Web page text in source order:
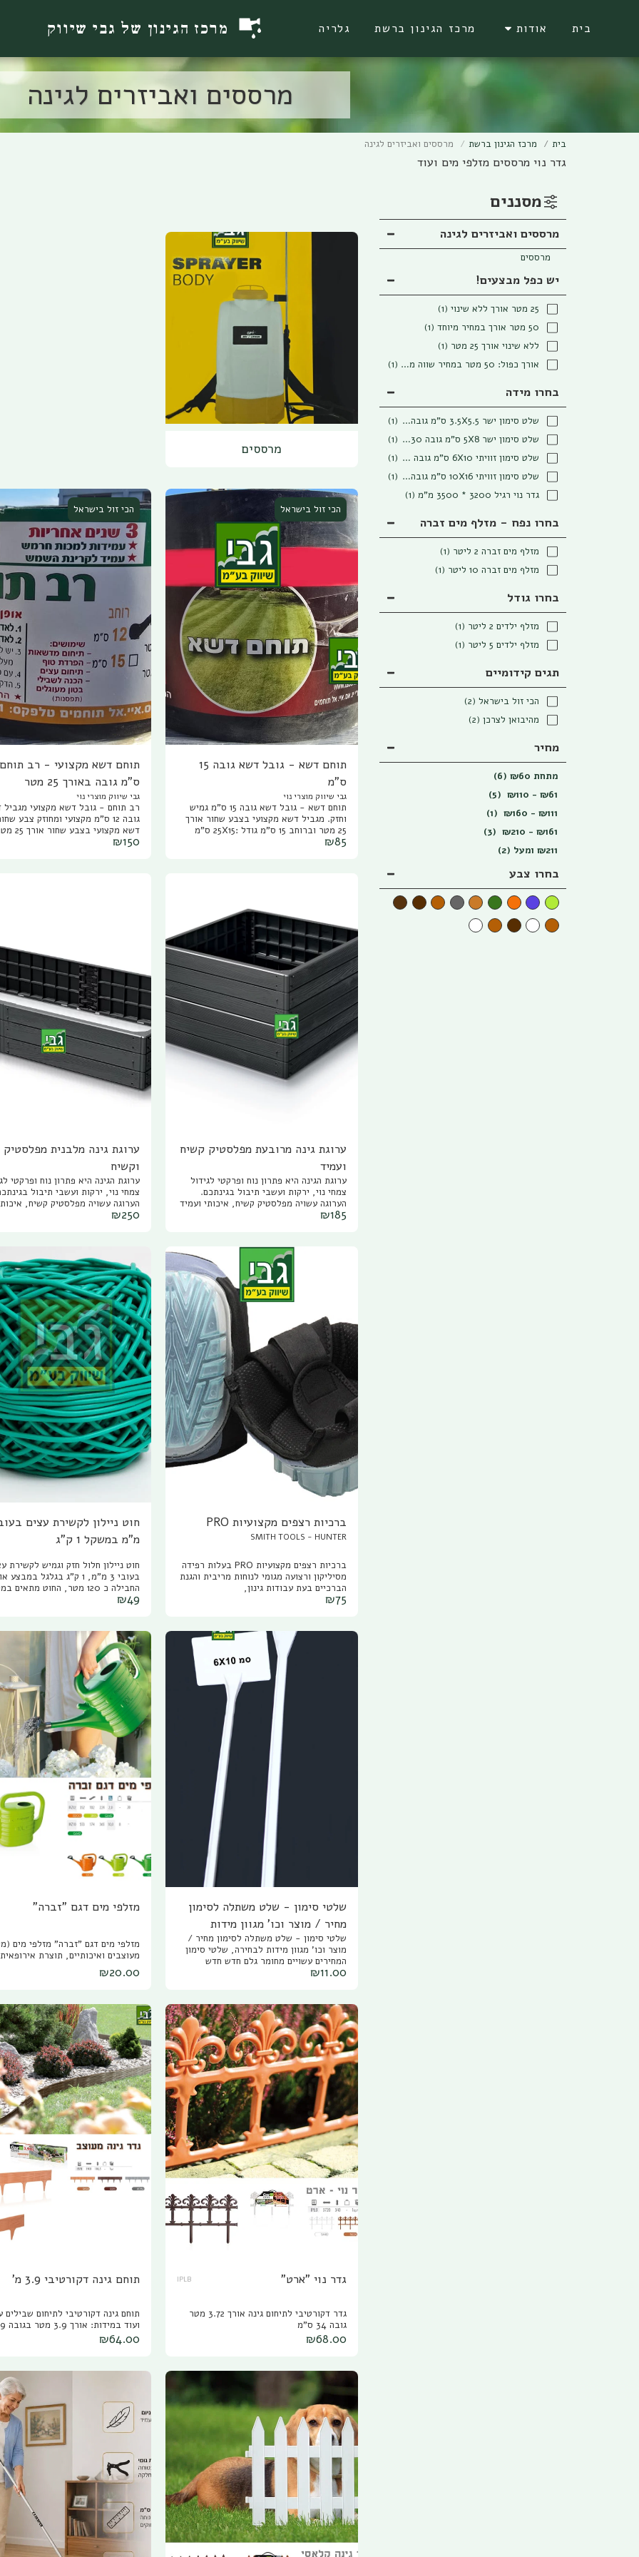
בית אודות מרכז הגינון ברשת גלריה מרכז הגינון של גבי שיווק
מרססים ואביזרים לגינה
בית מרכז הגינון ברשת מרססים ואביזרים לגינה
גדר נוי מרססים מזלפי מים ועוד
מסננים
מרססים ואביזרים לגינה
מרססים
מחיר
מתחת ₪60
(6)
₪61
-
₪110
(5)
₪111
-
₪160
(1)
₪161
-
₪210
(3)
₪211 ומעל (2)
יש כפל מבצעים!
(1)
(1)
ללא שינוי אורך 25 מטר
(1)
אורך כפול: 50 מטר במחיר שווה מיוחד! (1)
בחרו מידה
שלט סימון ישר 3.5X5.5 ס"מ גובה 15 ס"מ- צבעוני (1)
שלט סימון ישר 5X8 ס"מ גובה 30 ס"מ (צבע לבן 10 יחיד (1)
שלט סימון זוויתי 6X10 ס"מ גובה 38 ס"מ (צבע לבן 10 (1)
שלט סימון זוויתי 10X16 ס"מ גובה 53 ס"מ (צבע לבן 10 (1)
גדר נוי רגיל 3200 * 3500 מ"מ
(1)
בחרו נפח - מזלף מים זברה
מזלף מים זברה 2 ליטר
(1)
מזלף מים זברה 10 ליטר
(1)
בחרו גודל
מזלף ילדים 2 ליטר
(1)
מזלף ילדים 5 ליטר
(1)
בחרו צבע
תגים קידומיים
הכי זול בישראל(2)
מהיבואן לצרכן(2)
מרססים
הכי זול בישראל
תוחם דשא - גובל דשא גובה 15
ס"מ
גבי שיווק מוצרי נוי
תוחם דשא - גובל דשא גובה 15 ס"מ גמיש
וחזק. מגביל דשא מקצועי בצבע שחור אורך
25 מטר וברוחב 15 ס”מ גודל :25X15 ס"מ
₪85
הכי זול בישראל
ס"מ גובה באורך 25 מטר
גבי שיווק מוצרי נוי
רב תוחם - גובל דשא
דשא מקצועי בצבע שחור
₪150
ערוגת גינה מרובעת מפלסטיק קשיח
ועמיד
ערוגת הגינה היא פתרון נוח ופרקטי לגידול
צמחי נוי, ירקות ועשבי תיבול בגינתכם.
הערוגה עשויה מפלסטיק קשיח, איכותי ועמיד
בפני נזקים מכניים, טמפרטורות נמוכות
כלפי מעלה, ניתן ליצור ערוגה מוגבהת
התואמת את סידור הסביבה, ובמקביל
מאפשרת עבודה ארגונומית בגובה נוח ללא
מאמץ. הערוגה קיימת בצבע שחור,בהשראת
עץ כך שמשתלבת בנוף והצורה מושלמת עם
₪185
ערוגת גינה מלבנית מפלסטיק
וקשיח
ערוגת הגינה היא פתרון נוח ופרקטי
צמחי נוי, ירקות ועשבי תיבול
הערוגה עשויה מפלסטיק קשיח,
בפני נזקים מכניים, טמפרטורות נמוכות
התואמת את סידור הסביבה,
מאפשרת עבודה ארגונומית בגובה
מאמץ. הערוגה קיימת בצבע
עץ כך שמשתלבת בנוף והצורה
הצמחיה. מידות המוצר: 150X75X25 ס"מ
₪250
ברכיות רצפים מקצועיות PRO
SMITH TOOLS - HUNTER
ברכיות רצפים מקצועיות PRO בעלות רפידה
מסיליקון ורצועה מגומי לנוחות מריבית והגנת
הברכיים בעת עבודות גינון,
ריצוף,אינסטלציה,בניה ועוד.
₪75
מ"מ במשקל 1 ק"ג
חוט ניילון חלול חזק וגמיש לקשירת
בעובי 3
החבילה כ 120 מטר, החוט מתאים
לקשירת עצים שיחים ושתילים שונים
₪49
שלטי סימון - שלט משתלה לסימון
מחיר / מוצר וכו' מגוון מידות
לבחירה
שלטי סימון - שלט משתלה לסימון מחיר /
מוצר וכו' מגוון מידות לבחירה, שלטי סימון
המחירים עשויים מחומר גלם חדש חדש
שלטי הסימון ניתן להשיג במגוון צברים
ומידות.
₪11.00
מזלפי מים דגם "זברה"
מזלפי מים דגם "זברה"
מעוצבים ואיכותיים, תוצרת
₪20.00
גדר נוי "ארט" IPLB
גדר דקורטיבי לתיחום גינה אורך 3.72 מטר
גובה 34 ס"מ
₪68.00
תוחם גינה דקורטיבי 3.9 מ'
תוחם גינה דקורטיבי לתיחום
ועוד במידות: אורך 3.9 מטר בגובה 19 ס"מ
₪64.00